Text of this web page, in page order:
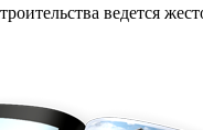
ведется